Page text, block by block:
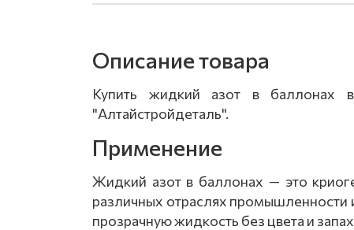
Описание товара
Купить жидкий азот в
"Алтайстройдеталь".
Применение
Жидкий азотв баллонах — это
различных отраслях промышленности
прозрачнуюжидкость без цвета и